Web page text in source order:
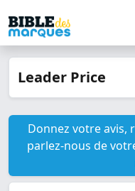
Leader Price
Donnez votre avis,
parlez-nous de